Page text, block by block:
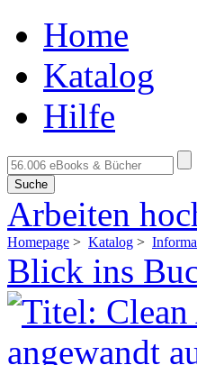
Home
Katalog
Hilfe
Suche
Arbeiten
Homepage > Katalog >
Blick ins